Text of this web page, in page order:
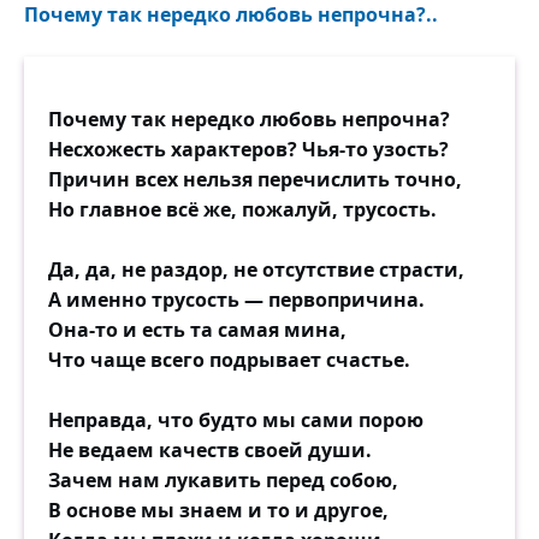
Почему так нередко любовь непрочна?..
Почему так нередко любовь непрочна?
Несхожесть характеров? Чья-то узость?
Причин всех нельзя перечислить точно,
Но главное всё же, пожалуй, трусость.
Да, да, не раздор, не отсутствие страсти,
А именно трусость — первопричина.
Она-то и есть та самая мина,
Что чаще всего подрывает счастье.
Неправда, что будто мы сами порою
Не ведаем качеств своей души.
Зачем нам лукавить перед собою,
В основе мы знаем и то и другое,